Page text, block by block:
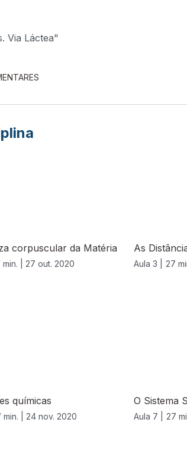
Via Láctea"
corpuscular da Matéria
min. | 27 out. 2020
As
Aula 3 | 27
químicas
min. | 24 nov. 2020
O Sistema
Aula 7 | 27